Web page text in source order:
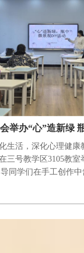
举办“心”造新绿
生活，深化心理健康
三号教学区3105教室
同学们在手工创作中